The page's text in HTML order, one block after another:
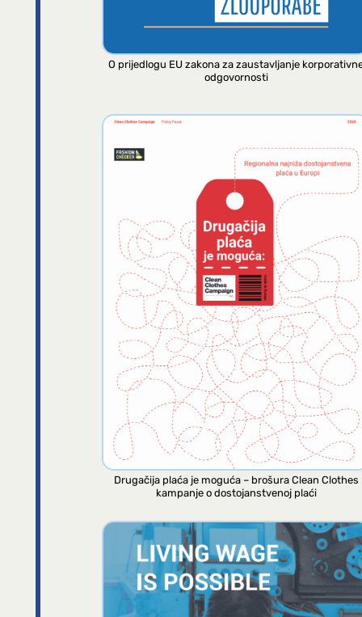
O prijedlogu EU zakona za zaustavljanje
odgovornosti
Drugačija plaća je moguća – brošura Clean Clothes
kampanje o dostojanstvenoj plaći